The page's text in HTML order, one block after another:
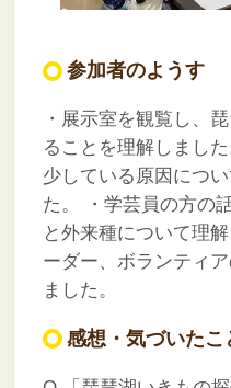
参加者のようす
・展示室を観覧し、
ることを理解しました
少している原因につ
た。
・学芸員の方の
と外来種について理解
ーダー、ボランティ
ました。
感想・気づいたこ